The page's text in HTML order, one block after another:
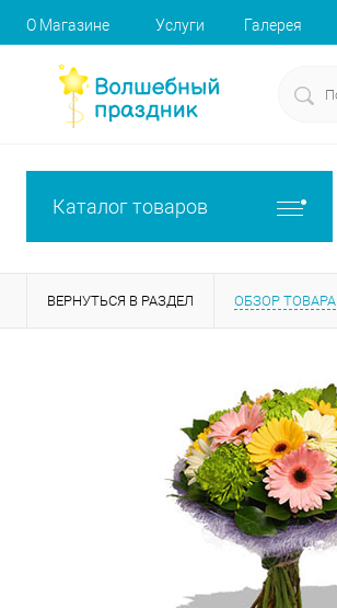
О Магазине Услуги Галерея
Каталог товаров
ВЕРНУТЬСЯ В РАЗДЕЛ ОБЗОР ТОВАРА